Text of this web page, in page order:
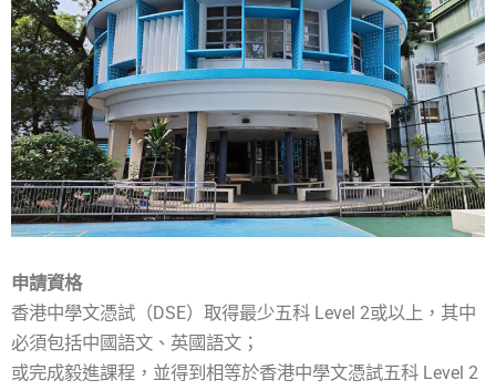
申請資格
香港中學文憑試（DSE）取得最少五科 Level 2或以上，其中
必須包括中國語文、英國語文；
或完成毅進課程，並得到相等於香港中學文憑試五科 Level 2